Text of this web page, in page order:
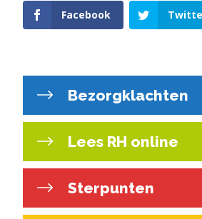
Facebook
Bezorgklachten
Lees RH online
Sterpunten